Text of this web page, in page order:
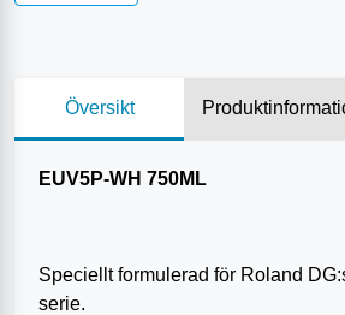
Översikt
EUV5P-WH 750ML
Speciellt formulerad för Roland
serie.